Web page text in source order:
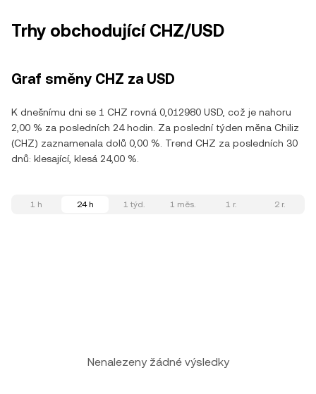
Trhy obchodující CHZ/USD
Graf směny CHZ za USD
K dnešnímu dni se 1 CHZ rovná 0,012980 USD, což je nahoru
2,00 % za posledních 24 hodin. Za poslední týden měna Chiliz
(CHZ) zaznamenala dolů 0,00 %. Trend CHZ za posledních 30
dnů: klesající, klesá 24,00 %.
1 h 24 h 1 týd. 1 měs. 1 r. 2 r.
Nenalezeny žádné výsledky